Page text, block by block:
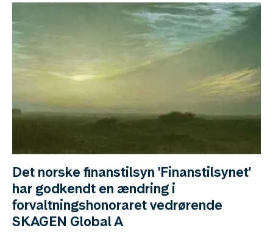
Det norske finanstilsyn 'Finanstilsynet'
har godkendt en ændring i
forvaltningshonoraret vedrørende
SKAGEN Global A